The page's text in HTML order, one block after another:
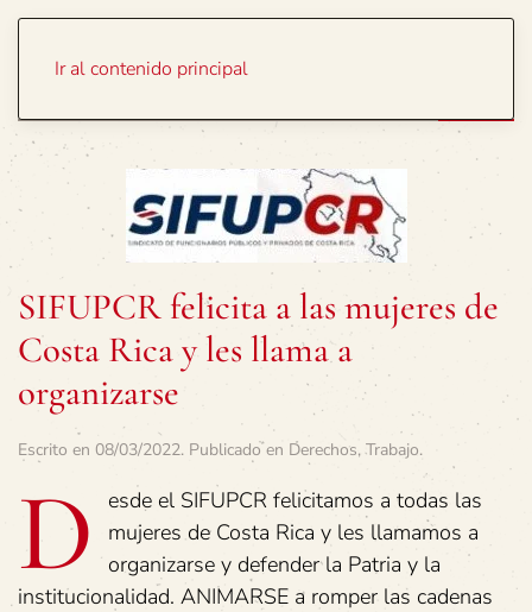
Ir al contenido principal
SIFUPCR felicita a las mujeres de
Costa Rica y les llama a
organizarse
Escrito en 08/03/2022. Publicado en Derechos, Trabajo.
D
esde el SIFUPCR felicitamos a todas las
mujeres de Costa Rica y les llamamos a
organizarse y defender la Patria y la
institucionalidad. ANIMARSE a romper las cadenas